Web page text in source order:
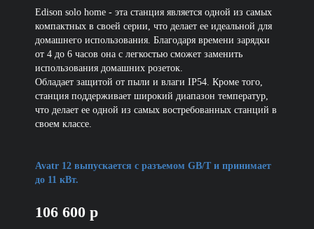
Edison solo home - эта станция является одной из самых
компактных в своей серии, что делает ее идеальной для
домашнего использования. Благодаря времени зарядки
от 4 до 6 часов она с легкостью сможет заменить
использования домашних розеток.
Обладает защитой от пыли и влаги IP54. Кроме того,
станция поддерживает широкий диапазон температур,
что делает ее одной из самых востребованных станций в
своем классе.
Avatr 12 выпускается с разъемом GB/T и принимает
до 11 кВт.
106 600 р